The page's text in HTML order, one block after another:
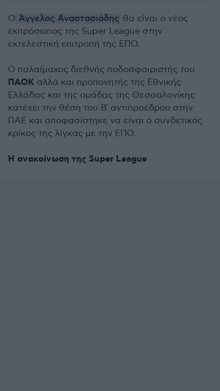
Ο Άγγελος Αναστασιάδης θα είναι ο νέος
εκπρόσωπος της Super League στην
εκτελεστική επιτροπή της ΕΠΟ.
Ο παλαίμαχος διεθνής ποδοσφαιριστής του
ΠΑΟΚ αλλά και προπονητής της Εθνικής
Ελλάδας και της ομάδας της Θεσσαλονίκης
κατέχει την θέση του Β' αντιπροέδρου στην
ΠΑΕ και αποφασίστηκε να είναι ο συνδετικός
κρίκος της λίγκας με την ΕΠΟ.
Η ανακοίνωση της Super League